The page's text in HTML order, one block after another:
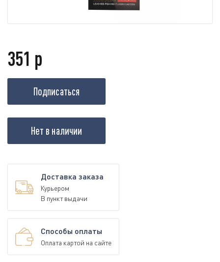
351 р
Подписаться
Нет в наличии
Доставка заказа
Курьером
В пункт выдачи
Способы оплаты
Оплата картой на сайте